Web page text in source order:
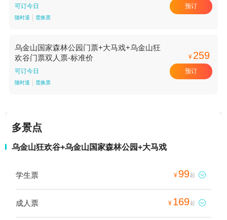
可订今日
随时退 需换票
预订
乌金山国家森林公园门票+大马戏+乌金山狂
欢谷门票双人票-标准价
可订今日
随时退 需换票
¥ 259
预订
多景点
乌金山狂欢谷+乌金山国家森林公园+大马戏
学生票 ¥ 99起 
成人票 ¥ 169起 